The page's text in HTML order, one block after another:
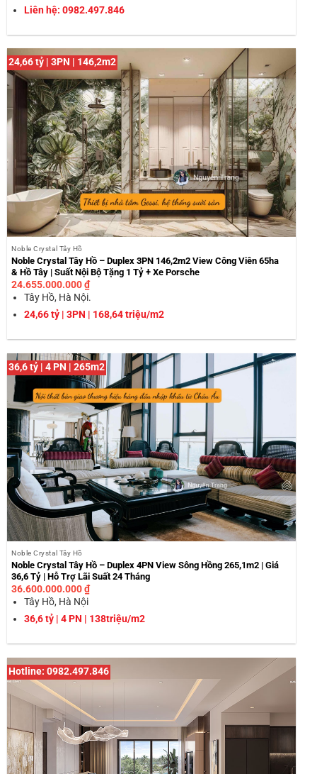
Liên hệ: 0982.497.846
24,66 tỷ | 3PN | 146,2m2
Noble Crystal Tây Hồ
Noble Crystal Tây Hồ – Duplex 3PN 146,2m2 View Công Viên 65ha
& Hồ Tây | Suất Nội Bộ Tặng 1 Tỷ + Xe Porsche
24.655.000.000₫
Tây Hồ, Hà Nội.
24,66 tỷ | 3PN | 168,64 triệu/m2
36,6 tỷ | 4 PN | 265m2
Noble Crystal Tây Hồ
Noble Crystal Tây Hồ – Duplex 4PN View Sông Hồng 265,1m2 | Giá
36,6 Tỷ | Hỗ Trợ Lãi Suất 24 Tháng
36.600.000.000₫
Tây Hồ, Hà Nội
36,6 tỷ | 4 PN | 138triệu/m2
Hotline: 0982.497.846